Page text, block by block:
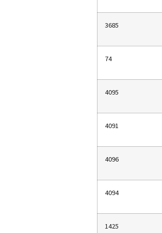
3685
74
4095
4091
4096
4094
1425